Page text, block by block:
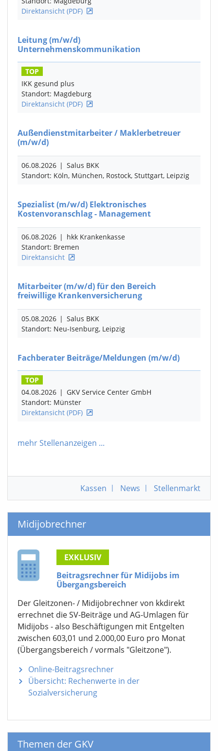
Direktansicht (PDF)
Leitung(m/w/d)
Unternehmenskommunikation
TOP
IKK gesund plus
Standort: Magdeburg
Direktansicht (PDF)
Außendienstmitarbeiter / Maklerbetreuer
(m/w/d)
06.08.2026 | Salus BKK
Standort: Köln, München, Rostock, Stuttgart, Leipzig
Spezialist(m/w/d) Elektronisches
Kostenvoranschlag - Management
06.08.2026 | hkk Krankenkasse
Standort: Bremen
Direktansicht
Mitarbeiter(m/w/d)für den Bereich
freiwillige Krankenversicherung
05.08.2026 | Salus BKK
Standort: Neu-Isenburg, Leipzig
Fachberater Beiträge/Meldungen (m/w/d)
TOP
04.08.2026 | GKV Service Center GmbH
Standort: Münster
Direktansicht (PDF)
mehr Stellenanzeigen ...
Kassen | News | Stellenmarkt
Midijobrechner
EXKLUSIV
Beitragsrechner für Midijobs im
Übergangsbereich
Der Gleitzonen- / Midijobrechner von kkdirekt
errechnet die SV-Beiträge und AG-Umlagen für
Midijobs - also Beschäftigungen mit Entgelten
zwischen 603,01 und 2.000,00 Euro pro Monat
(Übergangsbereich / vormals "Gleitzone").
Online-Beitragsrechner
Übersicht: Rechenwerte in der
Sozialversicherung
Themen der GKV